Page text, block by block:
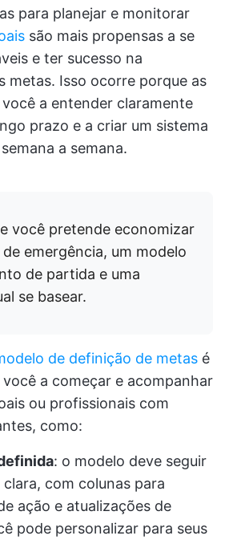
para planejar e monitorar
são mais propensas a se
e ter sucesso na
metas. Isso ocorre porque as
a entender claramente
prazo e a criar um sistema
a semana.
você pretende economizar
emergência, um modelo
de partida e uma
se basear.
de definição de metas é
você a começar e acompanhar
ou profissionais com
como:
: o modelo deve seguir
com colunas para
ação e atualizações de
pode personalizar para seus